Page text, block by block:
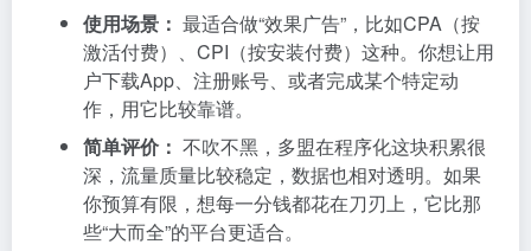
使用场景： 最适合做“效果广告”，比如CPA（按
激活付费）、CPI（按安装付费）这种。你想让用
户下载App、注册账号、或者完成某个特定动
作，用它比较靠谱。
简单评价： 不吹不黑，多盟在程序化这块积累很
深，流量质量比较稳定，数据也相对透明。如果
你预算有限，想每一分钱都花在刀刃上，它比那
些“大而全”的平台更适合。